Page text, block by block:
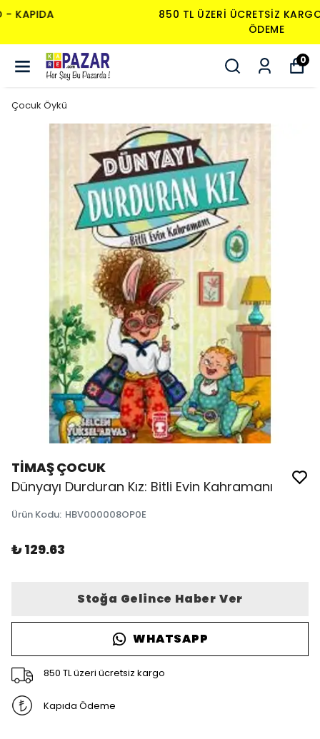
850 TL ÜZERI ÜCRETSIZ KARGO - KAPIDA
0
Çocuk Öykü
TİMAŞ ÇOCUK
Dünyayı Durduran Kız: Bitli Evin Kahramanı
Ürün Kodu: HBV000008OP0E
₺ 129.63
Stoğa Gelince Haber Ver
WHATSAPP
850 TL üzeri ücretsiz kargo
Kapıda Ödeme